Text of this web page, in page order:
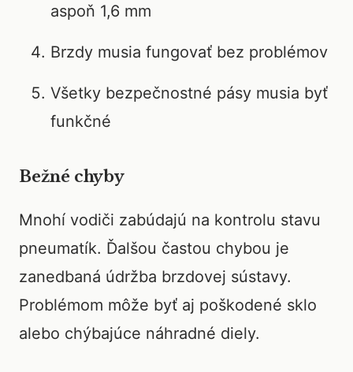
aspoň 1,6 mm
Brzdy musia fungovať bez problémov
Všetky bezpečnostné pásy musia byť
funkčné
Bežné chyby
Mnohí vodiči zabúdajú na kontrolu stavu
pneumatík. Ďalšou častou chybou je
zanedbaná údržba brzdovej sústavy.
Problémom môže byť aj poškodené sklo
alebo chýbajúce náhradné diely.